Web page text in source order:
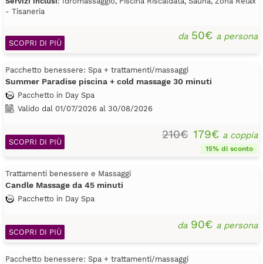
- Tisaneria
da50€ a persona
SCOPRI DI PIÙ
Pacchetto benessere: Spa + trattamenti/massaggi
Summer Paradise piscina + cold massage 30 minuti
Pacchetto in Day Spa
Valido dal 01/07/2026 al 30/08/2026
210€ 179€ a coppia
15% di sconto
SCOPRI DI PIÙ
Trattamenti benessere e Massaggi
Candle Massage da 45 minuti
Pacchetto in Day Spa
da90€ a persona
SCOPRI DI PIÙ
Pacchetto benessere: Spa + trattamenti/massaggi